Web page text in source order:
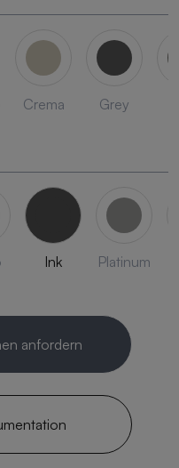
Crema Grey
Ink Platinum
anfordern